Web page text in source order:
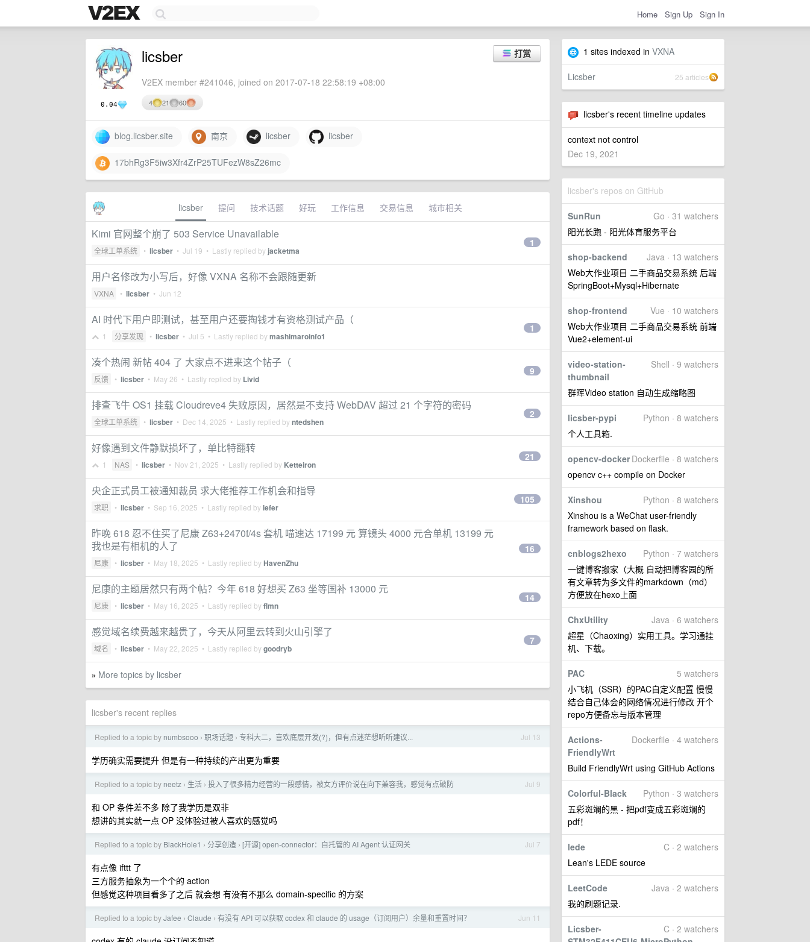
Home Sign Up Sign In
1 sites indexed in VXNA
Licsber 25 articles
licsber's recent timeline updates
context not control
Dec 19, 2021
licsber's repos on GitHub
Go · 31 watchers
SunRun
阳光长跑 - 阳光体育服务平台
Java · 13 watchers
shop-backend
Web大作业项目 二手商品交易系统 后端
SpringBoot+Mysql+Hibernate
Vue · 10 watchers
shop-frontend
Web大作业项目 二手商品交易系统 前端
Vue2+element-ui
Shell · 9 watchers
video-station-
thumbnail
群晖Video station 自动生成缩略图
Python · 8 watchers
licsber-pypi
个人工具箱.
Dockerfile · 8 watchers
opencv-docker
opencv c++ compile on Docker
Python · 8 watchers
Xinshou
Xinshou is a WeChat user-friendly
framework based on flask.
Python · 7 watchers
cnblogs2hexo
一键博客搬家（大概 自动把博客园的所
有文章转为多文件的markdown（md）
方便放在hexo上面
Java · 6 watchers
ChxUtility
超星（Chaoxing）实用工具。学习通挂
机、下载。
5 watchers
PAC
小飞机（SSR）的PAC自定义配置 慢慢
结合自己体会的网络情况进行修改 开个
repo方便备忘与版本管理
Dockerfile · 4 watchers
Actions-
FriendlyWrt
Build FriendlyWrt using GitHub Actions
Python · 3 watchers
Colorful-Black
五彩斑斓的黑 - 把pdf变成五彩斑斓的
pdf！
C · 2 watchers
lede
Lean's LEDE source
Java · 2 watchers
LeetCode
我的刷题记录.
C · 2 watchers
Licsber-
0.04
打赏
licsber
V2EX member #241046, joined on 2017-07-18 22:58:19 +08:00
4 21 60
blog.licsber.site 南京 licsber licsber
17bhRg3F5iw3Xfr4ZrP25TUFezW8sZ26mc
licsber 提问 技术话题 好玩 工作信息 交易信息 城市相关
Kimi 官网整个崩了 503 Service Unavailable
全球工单系统 • licsber • Jul 19 • Lastly replied by jacketma
1
用户名修改为小写后，好像 VXNA 名称不会跟随更新
VXNA • licsber • Jun 12
AI 时代下用户即测试，甚至用户还要掏钱才有资格测试产品（
1 分享发现 • licsber • Jul 5 • Lastly replied bymashimaroinfo1
1
凑个热闹 新帖 404 了 大家点不进来这个帖子（
反馈 • licsber • May 26 • Lastly replied by Livid
9
排查飞牛 OS1 挂载 Cloudreve4 失败原因，居然是不支持 WebDAV 超过 21 个字符的密码
全球工单系统 • licsber • Dec 14, 2025 • Lastly replied byntedshen
2
好像遇到文件静默损坏了，单比特翻转
1 NAS • licsber • Nov 21, 2025 • Lastly replied by Ketteiron
21
央企正式员工被通知裁员 求大佬推荐工作机会和指导
求职 • licsber • Sep 16, 2025 • Lastly replied bylefer
105
昨晚 618 忍不住买了尼康 Z63+2470f/4s 套机 喵速达 17199 元 算镜头 4000 元合单机 13199 元
我也是有相机的人了
尼康 • licsber • May 18, 2025 • Lastly replied byHavenZhu
16
尼康的主题居然只有两个帖？今年 618 好想买 Z63 坐等国补 13000 元
尼康 • licsber • May 16, 2025 • Lastly replied byflmn
14
感觉域名续费越来越贵了，今天从阿里云转到火山引擎了
域名 • licsber • May 22, 2025 • Lastly replied bygoodryb
7
» More topics by licsber
licsber's recent replies
Jul 13
Replied to a topic by numbsooo › 职场话题 › 专科大二，喜欢底层开发(?)，但有点迷茫想听听建议...
学历确实需要提升 但是有一种持续的产出更为重要
Jul 9
Replied to a topic by neetz › 生活 › 投入了很多精力经营的一段感情，被女方评价说在向下兼容我，感觉有点破防
和 OP 条件差不多 除了我学历是双非
想讲的其实就一点 OP 没体验过被人喜欢的感觉吗
Jul 7
Replied to a topic by BlackHole1 › 分享创造 › [开源] open-connector：自托管的 AI Agent 认证网关
有点像 ifttt 了
三方服务抽象为一个个的 action
但感觉这种项目看多了之后 就会想 有没有不那么 domain-specific 的方案
Jun 11
Replied to a topic byJafee › Claude › 有没有 API 可以获取 codex 和 claude 的 usage（订阅用户）余量和重置时间？